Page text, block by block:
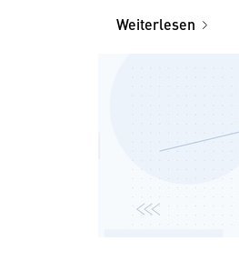
Weiterlesen